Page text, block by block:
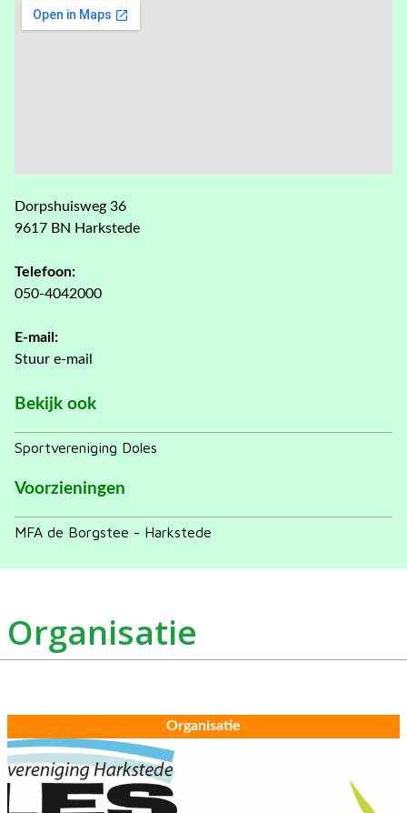
Dorpshuisweg 36
9617 BN Harkstede
Telefoon:
050-4042000
E-mail:
Stuur e-mail
Bekijk ook
Sportvereniging Doles
Voorzieningen
MFA de Borgstee - Harkstede
Organisatie
Organisatie